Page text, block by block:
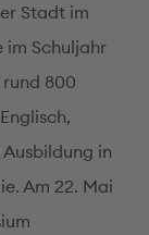
Stadt im
im Schuljahr
800
in
Am 22. Mai